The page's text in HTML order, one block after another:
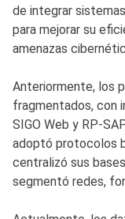
de integrar
para mejorar su
amenazas
Anteriormente, los
fragmentados, con
SIGO Web y RP-
adoptó protocolos
centralizó sus
segmentó redes,